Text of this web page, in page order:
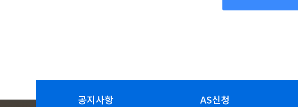
공지사항 AS신청